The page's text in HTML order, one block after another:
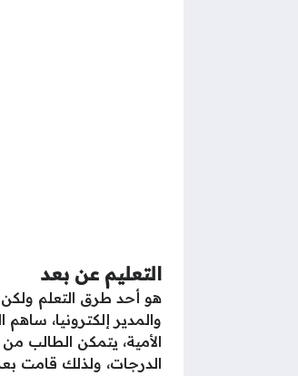
التعليم عن بعد
هو أحد طرق التعلم ولكن
والمدير إلكترونيا،
الأمية، يتمكن الطالب
الدرجات، ولذلك قامت